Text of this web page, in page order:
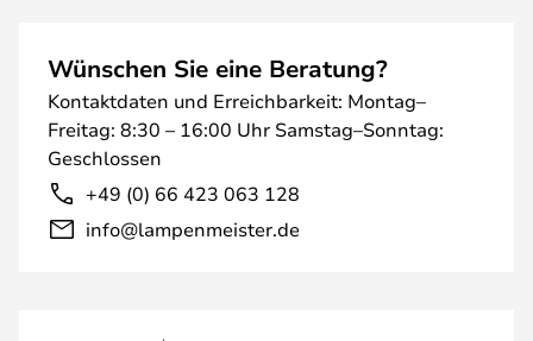
Wünschen Sie eine Beratung?
Kontaktdaten und Erreichbarkeit: Montag–
Freitag: 8:30 – 16:00 Uhr Samstag–Sonntag:
Geschlossen
+49 (0) 66 423 063 128
info@lampenmeister.de